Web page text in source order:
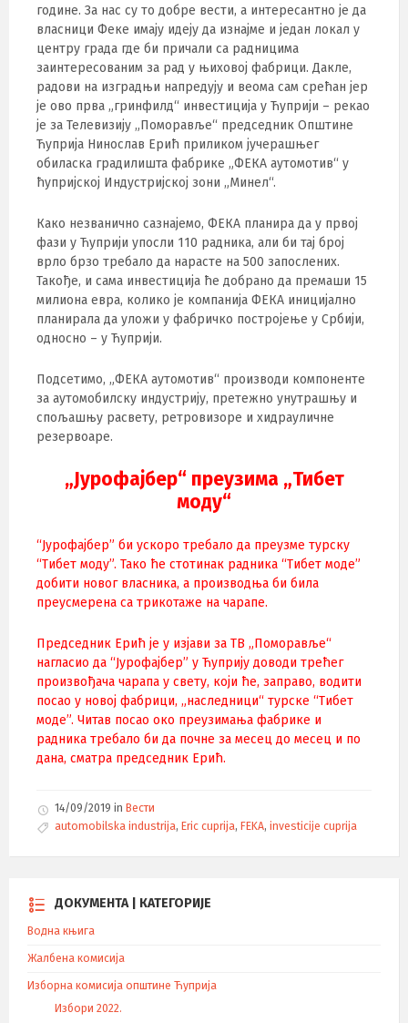
године. За нас су то добре вести, а интересантно је да
власници Феке имају идеју да изнајме и један локал у
центру града где би причали са радницима
заинтересованим за рад у њиховој фабрици. Дакле,
радови на изградњи напредују и веома сам срећан јер
је ово прва „гринфилд“ инвестиција у Ћуприји – рекао
је за Телевизију „Поморавље“ председник Општине
Ћуприја Нинослав Ерић приликом јучерашњег
обиласка градилишта фабрике „ФЕКА аутомотив“ у
ћупријској Индустријској зони „Минел“.
Како незванично сазнајемо, ФЕКА планира да у првој
фази у Ћуприји упосли 110 радника, али би тај број
врло брзо требало да нарасте на 500 запослених.
Такође, и сама инвестиција ће добрано да премаши 15
милиона евра, колико је компанија ФЕКА иницијално
планирала да уложи у фабричко постројење у Србији,
односно – у Ћуприји.
Подсетимо, „ФЕКА аутомотив“ производи компоненте
за аутомобилску индустрију, претежно унутрашњу и
спољашњу расвету, ретровизоре и хидрауличне
резервоаре.
„Јурофајбер“ преузима „Тибет
моду“
“Јурофајбер” би ускоро требало да преузме турску
“Тибет моду”. Тако ће стотинак радника “Тибет моде”
добити новог власника, а производња би била
преусмерена са трикотаже на чарапе.
Председник Ерић је у изјави за ТВ „Поморавље“
нагласио да “Јурофајбер” у Ћуприју доводи трећег
произвођача чарапа у свету, који ће, заправо, водити
посао у новој фабрици, „наследници“ турске “Тибет
моде”. Читав посао око преузимања фабрике и
радника требало би да почне за месец до месец и по
дана, сматра председник Ерић.
14/09/2019 in Вести
T
s
automobilska industrija, Eric cuprija, FEKA, investicije cuprija
ДОКУМЕНТА | КАТЕГОРИЈЕ
Водна књига
Жалбена комисија
Изборна комисија општине Ћуприја
Избори 2022.